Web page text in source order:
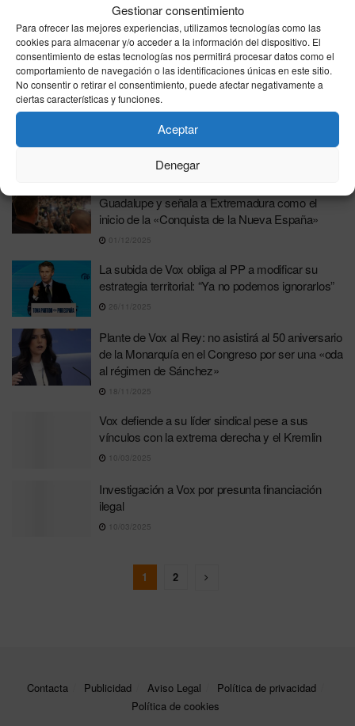
Gestionar consentimiento
Para ofrecer las mejores experiencias, utilizamos tecnologías como las
cookies para almacenar y/o acceder a la información del dispositivo. El
consentimiento de estas tecnologías nos permitirá procesar datos como el
comportamiento de navegación o las identificaciones únicas en este sitio.
No consentir o retirar el consentimiento, puede afectar negativamente a
ciertas características y funciones.
Aceptar
Denegar
Duro ataque de Abascal a Sánchez: «Es capaz
de generar más tramas de corrupción que
Netflix»
10/12/2025
Vox arremete contra Sánchez por el «caso
conoce a sus hijas»
Guadalupe y señala a Extremadura como el
inicio de la «Conquista de la Nueva España»
01/12/2025
La subida de Vox obliga al PP a modificar su
estrategia territorial: “Ya no podemos ignorarlos”
26/11/2025
Plante de Vox al Rey: no asistirá al 50 aniversario
de la Monarquía en el Congreso por ser una «oda
al régimen de Sánchez»
18/11/2025
Vox defiende a su líder sindical pese a sus
vínculos con la extrema derecha y el Kremlin
10/03/2025
Investigación a Vox por presunta financiación
ilegal
10/03/2025
1 2
Contacta Publicidad Aviso Legal
Política de privacidad
Política de cookies